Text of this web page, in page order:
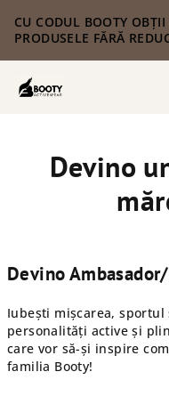
conținut
CU CODUL BOOTY
PRODUSELE FĂRĂ
Devino
Devino
Iubești mișcarea,
personalități active și
care vor să-și inspire
familia Booty!